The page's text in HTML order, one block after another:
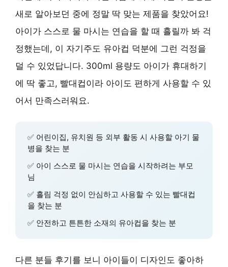
새로 알아보던 중에 정말 딱 맞는 제품을 찾았어요!
아이가 스스로 물 마시는 연습을 할 때 흘릴까 봐 걱
정했는데, 이 자기주도 유아컵 덕분에 그런 걱정을
덜 수 있었답니다. 300ml 용량도 아이가 휴대하기
에 딱 좋고, 빨대컵이라 아이도 편하게 사용할 수 있
어서 만족스러워요.
✅ 어린이집, 유치원 등 외부 활동 시 사용할 아기 물
병을 찾는 분
✅ 아이 스스로 물 마시는 연습을 시작하려는 부모
님
✅ 흘림 걱정 없이 안심하고 사용할 수 있는 빨대컵
을 찾는 분
✅ 안전하고 튼튼한 소재의 유아컵을 찾는 분
다른 분들 후기를 보니 아이들이 디자인도 좋아하